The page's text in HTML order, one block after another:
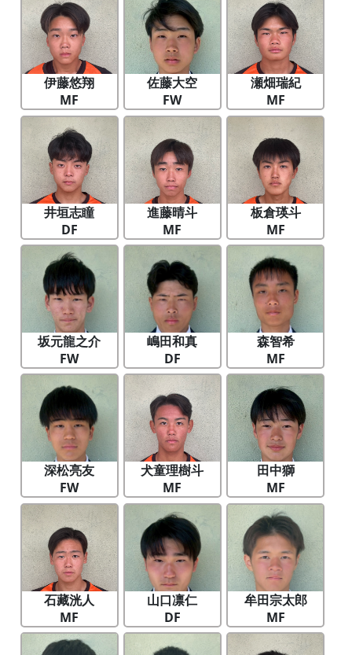
伊藤悠翔
MF
佐藤大空
FW
瀬畑瑞紀
MF
井垣志瞳
DF
進藤晴斗
MF
板倉瑛斗
MF
坂元龍之介
FW
嶋田和真
DF
森智希
MF
深松亮友
FW
犬童理樹斗
MF
田中獅
MF
石藏洸人
MF
山口凛仁
DF
牟田宗太郎
MF